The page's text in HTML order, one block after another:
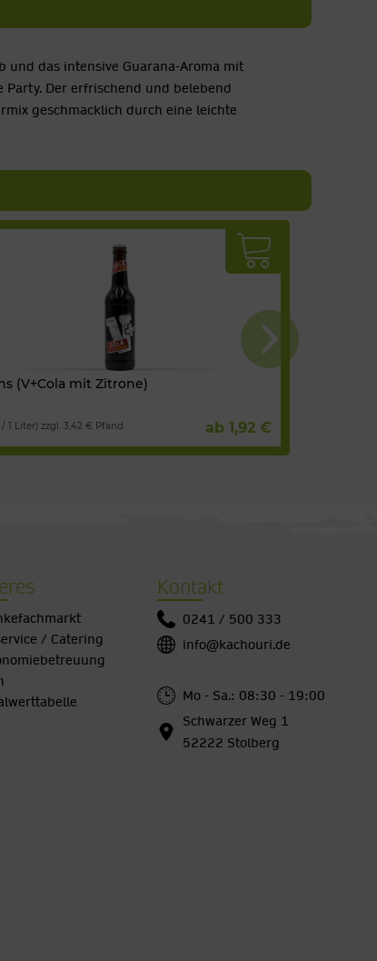
und das intensive Guarana-Aroma mit
Der erfrischend und belebend
geschmacklich durch eine leichte
(V+Cola mit Zitrone)
/ 1 Liter) zzgl. 3,42 € Pfand ab 1,92 €
/ Catering
Kontakt
0241 / 500 333
info@kachouri.de
Mo - Sa.: 08:30 - 19:00
Schwarzer Weg 1
52222 Stolberg